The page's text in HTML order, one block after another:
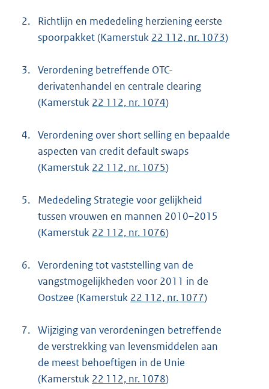
2.
Richtlijn en mededeling herziening eerste
spoorpakket (Kamerstuk 22 112, nr. 1073)
3. Verordening betreffende OTC-
derivatenhandel en centrale clearing
(Kamerstuk 22 112, nr. 1074)
4. Verordening over short selling en bepaalde
aspecten van credit default swaps
(Kamerstuk 22 112, nr. 1075)
5.
Mededeling Strategie voor gelijkheid
tussen vrouwen en mannen 2010–2015
(Kamerstuk 22 112, nr. 1076)
6. Verordening tot vaststelling van de
vangstmogelijkheden voor 2011 in de
Oostzee (Kamerstuk 22 112, nr. 1077)
7. Wijziging van verordeningen betreffende
de verstrekking van levensmiddelen aan
de meest behoeftigen in de Unie
(Kamerstuk 22 112, nr. 1078)